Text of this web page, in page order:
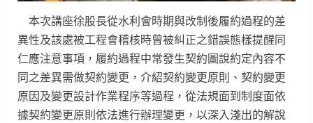
本次講座徐股長從水利會時期與改制後履約過程的差
異性及該處被工程會稽核時曾被糾正之錯誤態樣提醒同
仁應注意事項，履約過程中常發生契約圖說約定內容不
同之差異需做契約變更，介紹契約變更原則、契約變更
原因及變更設計作業程序等過程，從法規面到制度面依
據契約變更原則依法進行辦理變更，以深入淺出的解說